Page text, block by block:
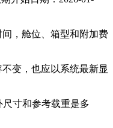
，舱位、箱型和附加费
变，也应以系统最新显
寸和参考载重是多